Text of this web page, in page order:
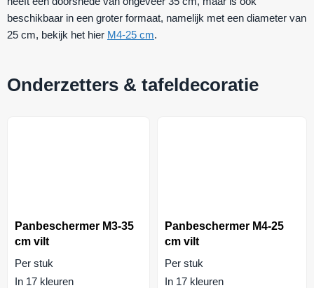
beschikbaar in een groter formaat, namelijk met een diameter van
25 cm, bekijk het hier M4-25 cm.
Onderzetters & tafeldecoratie
Panbeschermer M3-35
cm vilt
Per stuk
In 17 kleuren
Panbeschermer M4-25
cm vilt
Per stuk
In 17 kleuren